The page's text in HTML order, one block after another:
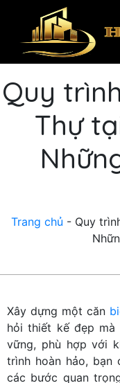
Quy
Thự
Trang chủ - Quy
Xây dựng một căn
hỏi thiết kế đẹp
vững, phù hợp với
trình hoàn hảo, bạn
các bước quan